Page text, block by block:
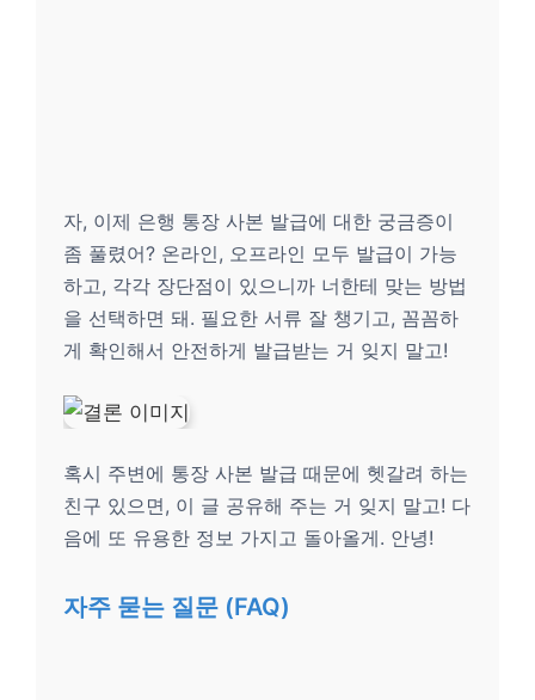
자, 이제 은행 통장 사본 발급에 대한 궁금증이
좀 풀렸어? 온라인, 오프라인 모두 발급이 가능
하고, 각각 장단점이 있으니까 너한테 맞는 방법
을 선택하면 돼. 필요한 서류 잘 챙기고, 꼼꼼하
게 확인해서 안전하게 발급받는 거 잊지 말고!
혹시 주변에 통장 사본 발급 때문에 헷갈려 하는
친구 있으면, 이 글 공유해 주는 거 잊지 말고! 다
음에 또 유용한 정보 가지고 돌아올게. 안녕!
자주 묻는 질문 (FAQ)